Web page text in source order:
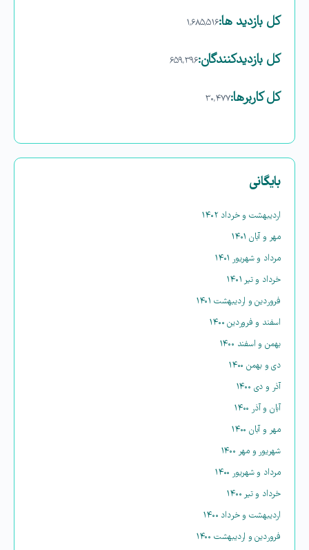
کل بازدید ها:۱,۶۸۵,۵۱۶
کل بازدیدکنند‌گان:۶۵۹,۳۹۶
کل کاربرها:۳۰,۴۷۷
بایگانی
اردیبهشت و خرداد ۱۴۰۲
مهر و آبان ۱۴۰۱
مرداد و شهریور ۱۴۰۱
خرداد و تیر ۱۴۰۱
فروردین و اردیبهشت ۱۴۰۱
اسفند و فروردین ۱۴۰۰
بهمن و اسفند ۱۴۰۰
دی و بهمن ۱۴۰۰
آذر و دی ۱۴۰۰
آبان و آذر ۱۴۰۰
مهر و آبان ۱۴۰۰
شهریور و مهر ۱۴۰۰
مرداد و شهریور ۱۴۰۰
خرداد و تیر ۱۴۰۰
اردیبهشت و خرداد ۱۴۰۰
فروردین و اردیبهشت ۱۴۰۰